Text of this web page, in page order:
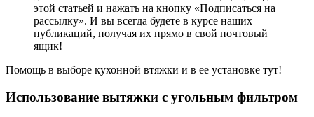
этой статьей и нажать на кнопку «Подписаться на
рассылку». И вы всегда будете в курсе наших
публикаций, получая их прямо в свой почтовый
ящик!
Помощь в выборе кухонной втяжки и в ее установке тут!
Использование вытяжки с угольным фильтром